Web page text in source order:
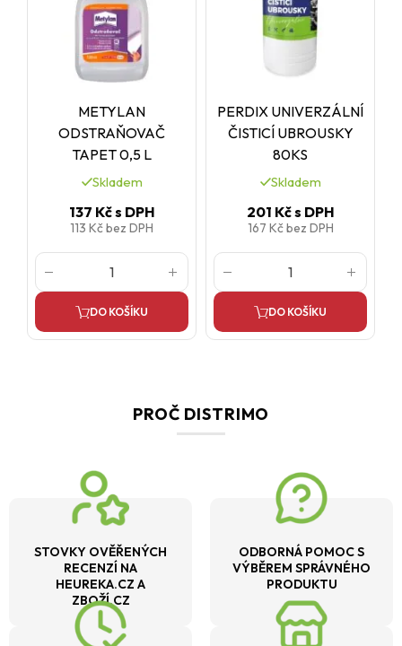
METYLAN
ODSTRAŇOVAČ
TAPET 0,5 L
Skladem
137 Kčs DPH
113 Kčbez DPH
DO KOŠÍKU
PERDIX UNIVERZÁLNÍ
ČISTICÍ UBROUSKY
80KS
Skladem
201 Kčs DPH
167 Kčbez DPH
DO KOŠÍKU
PROČ DISTRIMO
STOVKY OVĚŘENÝCH
RECENZÍ NA
HEUREKA.CZ A
ZBOŽÍ.CZ
ODBORNÁ POMOC S
VÝBĚREM SPRÁVNÉHO
PRODUKTU